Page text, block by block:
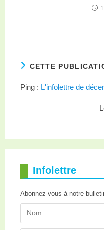
CETTE
Ping : L'infolettre de
Infolettre
Abonnez-vous à notre